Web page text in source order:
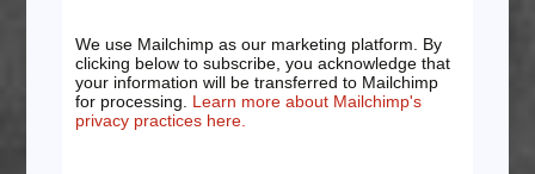
We use Mailchimp as our marketing platform. By
clicking below to subscribe, you acknowledge that
your information will be transferred to Mailchimp
for processing. Learn more about Mailchimp's
privacy practices here.